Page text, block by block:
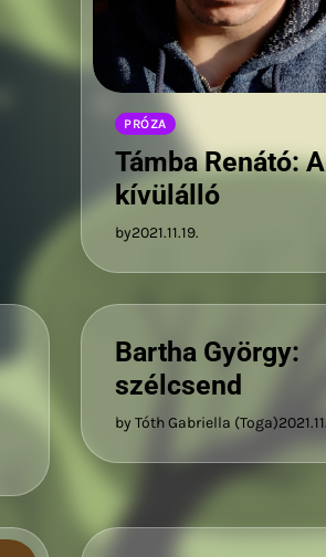
PRÓZA
Támba Renátó: A
kívülálló
by2021.11.19.
Bartha György:
szélcsend
by Tóth Gabriella (Toga)